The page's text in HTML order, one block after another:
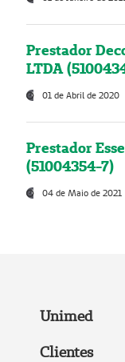
Prestador
LTDA
01 de Abril de 2020
Prestador
(51004354-7)
04 de Maio de 2021
Unimed
Clientes